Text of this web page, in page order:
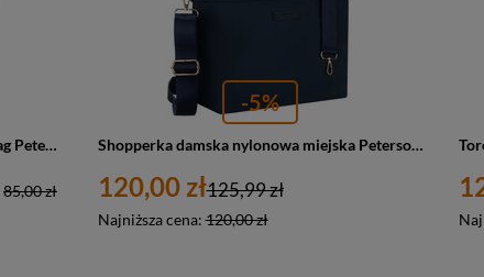
Torebka damska z poliestru shopper bag Peterson TZ15605 duża A4 czarna
85,00 zł
-5%
Shopperka damska nylonowa miejska Peterson JN-10 duża A4 granatowa
120,00 zł
Najniższa cena:120,00 zł
125,99 zł